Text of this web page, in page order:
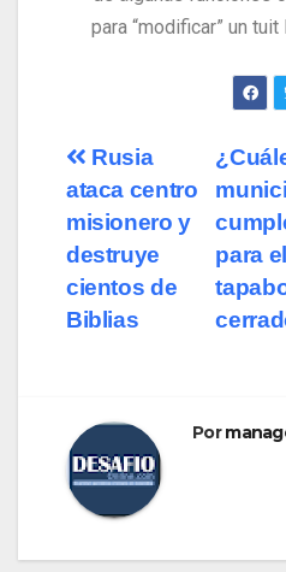
para “modificar” un
para
Rusia
ataca centro
misionero y
destruye
cientos de
Biblias
Por